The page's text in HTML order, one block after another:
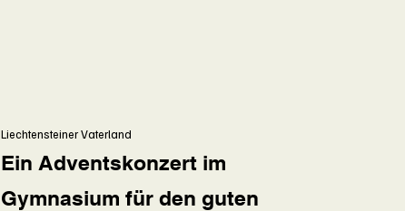
Ein Adventskonzert im
Gymnasium für den guten
Liechtensteiner Vaterland